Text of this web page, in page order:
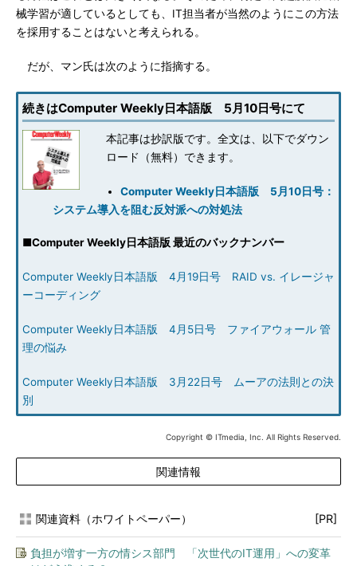
械学習が適しているとしても、IT担当者が当然のようにこの方法
を採用することはないと考えられる。
だが、マン氏は次のように指摘する。
続きはComputer Weekly日本語版 5月10日号にて
本記事は抄訳版です。全文は、以下でダウン
ロード（無料）できます。
Computer Weekly日本語版 5月10日号：
システム導入を阻む反対派への対処法
■Computer Weekly日本語版 最近のバックナンバー
Computer Weekly日本語版 4月19日号 RAID vs. イレージャ
ーコーディング
Computer Weekly日本語版 4月5日号 ファイアウォール 管
理の悩み
Computer Weekly日本語版 3月22日号 ムーアの法則との決
別
Copyright © ITmedia, Inc. All Rights Reserved.
関連情報
関連資料（ホワイトペーパー） [PR]
負担が増す一方の情シス部門 「次世代のIT運用」への変革